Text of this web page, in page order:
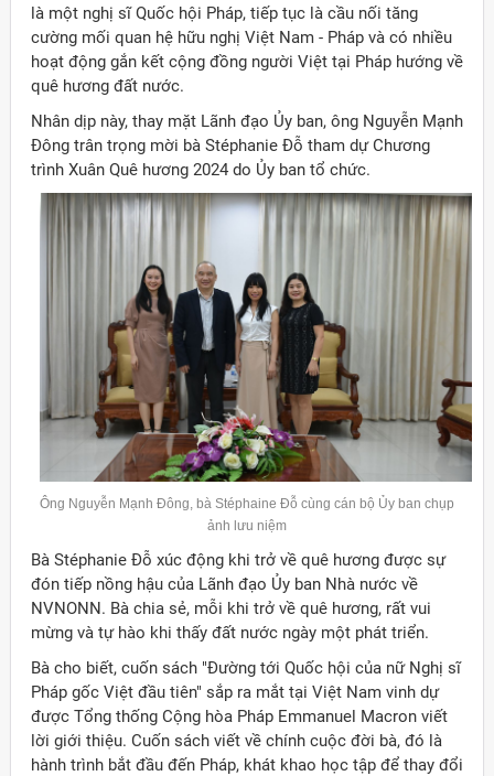
là một nghị sĩ Quốc hội Pháp, tiếp tục là cầu nối tăng
cường mối quan hệ hữu nghị Việt Nam - Pháp và có nhiều
hoạt động gắn kết cộng đồng người Việt tại Pháp hướng về
quê hương đất nước.
Nhân dịp này, thay mặt Lãnh đạo Ủy ban, ông Nguyễn Mạnh
Đông trân trọng mời bà Stéphanie Đỗ tham dự Chương
trình Xuân Quê hương 2024 do Ủy ban tổ chức.
Ông Nguyễn Mạnh Đông, bà Stéphaine Đỗ cùng cán bộ Ủy ban chụp
ảnh lưu niệm
Bà Stéphanie Đỗ xúc động khi trở về quê hương được sự
đón tiếp nồng hậu của Lãnh đạo Ủy ban Nhà nước về
NVNONN. Bà chia sẻ, mỗi khi trở về quê hương, rất vui
mừng và tự hào khi thấy đất nước ngày một phát triển.
Bà cho biết, cuốn sách "Đường tới Quốc hội của nữ Nghị sĩ
Pháp gốc Việt đầu tiên" sắp ra mắt tại Việt Nam vinh dự
được Tổng thống Cộng hòa Pháp Emmanuel Macron viết
lời giới thiệu. Cuốn sách viết về chính cuộc đời bà, đó là
hành trình bắt đầu đến Pháp, khát khao học tập để thay đổi